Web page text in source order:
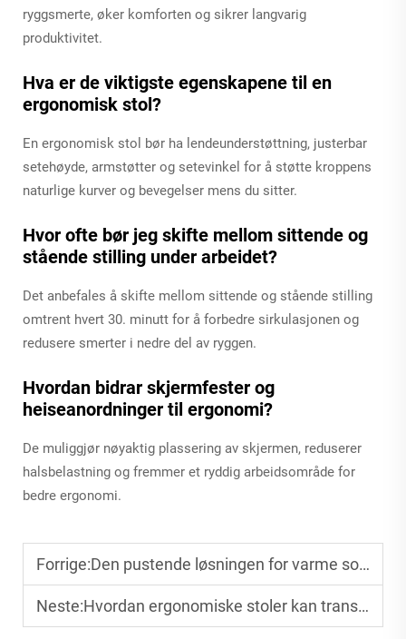
ryggsmerte, øker komforten og sikrer langvarig
produktivitet.
Hva er de viktigste egenskapene til en
ergonomisk stol?
En ergonomisk stol bør ha lendeunderstøttning, justerbar
setehøyde, armstøtter og setevinkel for å støtte kroppens
naturlige kurver og bevegelser mens du sitter.
Hvor ofte bør jeg skifte mellom sittende og
stående stilling under arbeidet?
Det anbefales å skifte mellom sittende og stående stilling
omtrent hvert 30. minutt for å forbedre sirkulasjonen og
redusere smerter i nedre del av ryggen.
Hvordan bidrar skjermfester og
heiseanordninger til ergonomi?
De muliggjør nøyaktig plassering av skjermen, reduserer
halsbelastning og fremmer et ryddig arbeidsområde for
bedre ergonomi.
Forrige:Den pustende løsningen for varme sommerdager: Nøttestoler
Neste:Hvordan ergonomiske stoler kan transformere hjemmekontoret ditt